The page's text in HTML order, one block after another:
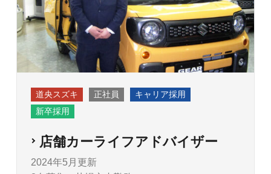
道央スズキ 正社員
キャリア採用
新卒採用
店舗カーライフアドバイザー
2024年5月更新